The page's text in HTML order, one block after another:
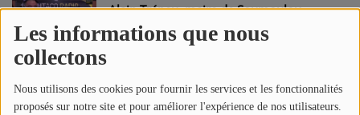
Les informations que nous
collectons
Nous utilisons des cookies pour fournir les services et les fonctionnalités
proposés sur notre site et pour améliorer l'expérience de nos utilisateurs.
Alain Trépeu, maire de Soumoulou,
accueillait la 3ème étape du Radio Tour
du Béarn le 27 novembre !
#RTB à Soumoulou : on parle de la Just
Ridés Bike Week !